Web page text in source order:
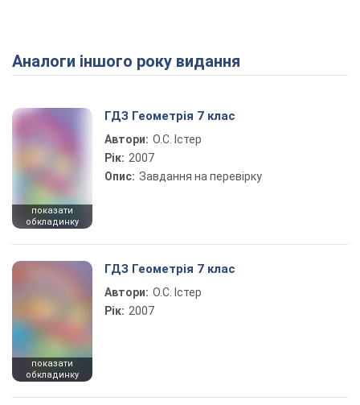
Play Video
Аналоги іншого року видання
показати
обкладинку
ГДЗ Геометрія 7 клас
Автори: О.С. Істер
Рік: 2007
Опис: Завдання на перевірку
показати
обкладинку
ГДЗ Геометрія 7 клас
Автори: О.С. Істер
Рік: 2007